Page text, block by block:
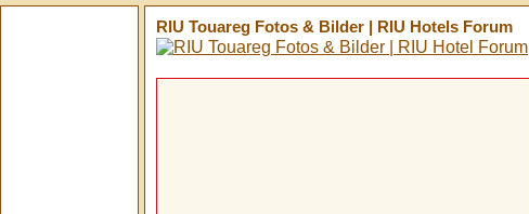
RIU Touareg Fotos & Bilder | RIU Hotels Forum